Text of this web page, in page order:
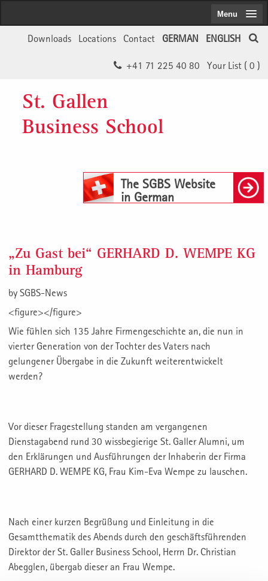
ENGLISH
GERMAN
Contact
Locations
Downloads
Your List ( 0 )
+41 71 225 40 80
St. Gallen
Business School
The SGBS Website
in German
Menu
„Zu Gast bei“ GERHARD D. WEMPE KG
in Hamburg
by SGBS-News
<figure></figure>
Wie fühlen sich 135 Jahre Firmengeschichte an, die nun in
vierter Generation von der Tochter des Vaters nach
gelungener Übergabe in die Zukunft weiterentwickelt
werden?
Vor dieser Fragestellung standen am vergangenen
Dienstagabend rund 30 wissbegierige St. Galler Alumni, um
den Erklärungen und Ausführungen der Inhaberin der Firma
GERHARD D. WEMPE KG, Frau Kim-Eva Wempe zu lauschen.
Nach einer kurzen Begrüßung und Einleitung in die
Gesamtthematik des Abends durch den geschäftsführenden
Direktor der St. Galler Business School, Herrn Dr. Christian
Abegglen, übergab dieser an Frau Wempe.